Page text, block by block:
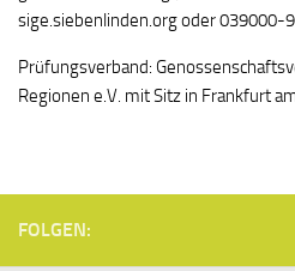
sige.siebenlinden.org oder 039000-
Prüfungsverband:
Regionen e.V. mit Sitz in Frankfurt
FOLGEN: